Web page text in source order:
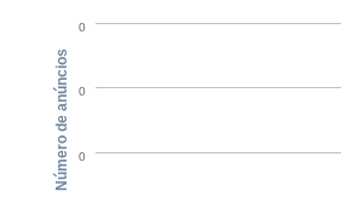
0
0
0
Número de anúncios